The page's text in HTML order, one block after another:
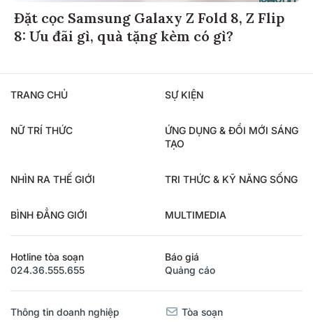
Đặt cọc Samsung Galaxy Z Fold 8, Z Flip
8: Ưu đãi gì, quà tặng kèm có gì?
TRANG CHỦ SỰ KIỆN
NỮ TRÍ THỨC
ỨNG DỤNG & ĐỔI MỚI SÁNG
TẠO
NHÌN RA THẾ GIỚI TRI THỨC & KỸ NĂNG SỐNG
BÌNH ĐẲNG GIỚI MULTIMEDIA
Hotline tòa soạn
024.36.555.655
Báo giá
Quảng cáo
Thông tin doanh nghiệp Tòa soạn